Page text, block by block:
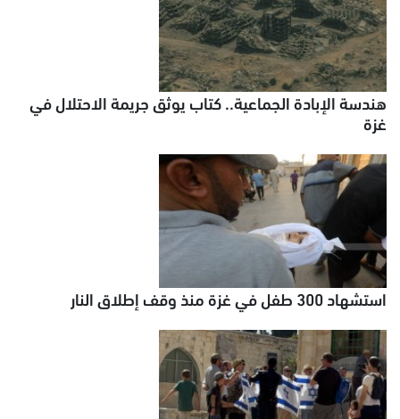
هندسة الإبادة الجماعية.. كتاب يوثق جريمة الاحتلال في
غزة
استشهاد 300 طفل في غزة منذ وقف إطلاق النار